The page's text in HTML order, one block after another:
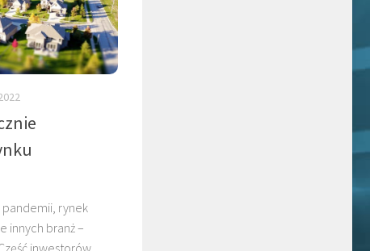
rynek
innych branż –